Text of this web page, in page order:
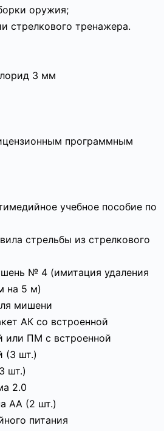
оружия;
стрелкового тренажера.
3 мм
программным
учебное пособие по
стрельбы из стрелкового
№ 4 (имитация удаления
на 5 м)
мишени
АК со встроенной
или ПМ с встроенной
(3 шт.)
шт.)
2.0
АА (2 шт.)
питания